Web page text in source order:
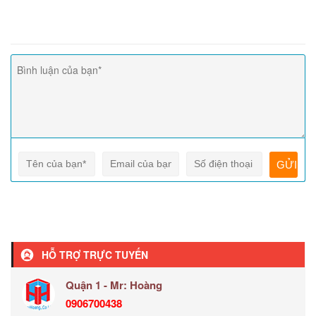
HỖ TRỢ TRỰC TUYẾN
Quận 1 - Mr: Hoàng
0906700438